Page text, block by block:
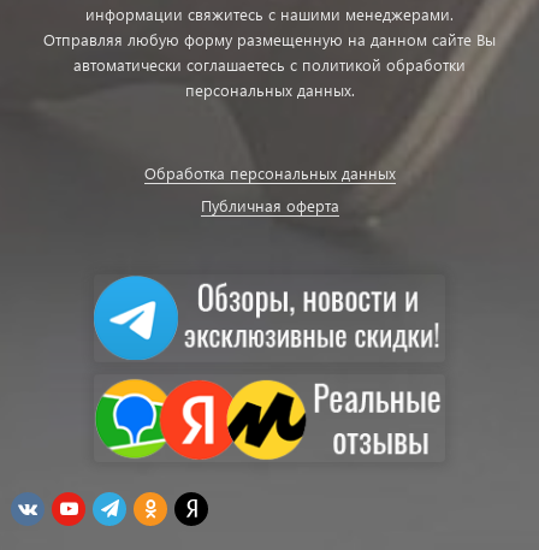
информации свяжитесь с нашими менеджерами.
Отправляя любую форму размещенную на данном сайте Вы
автоматически соглашаетесь с политикой обработки
персональных данных.
Обработка персональных данных
Публичная оферта